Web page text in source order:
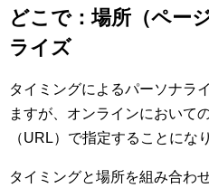
どこで：場所（ペー
ライズ
タイミングによるパーソナラ
ますが、オンラインにおいて
（URL）で指定することにな
タイミングと場所を組み合わ